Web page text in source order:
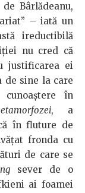
Bârlădeanu,
– iată un
ireductibilă
nu cred că
justificarea ei
de sine la care
în
, a
în fluture de
fronda cu
de care se
sever de o
ai foamei